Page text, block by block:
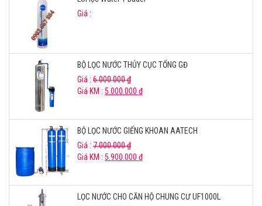
Giá :
BỘ LỌC NƯỚC THỦY CỤC TỔNG GĐ
Giá : 6.000.000₫
Giá KM : 5.000.000 ₫
BỘ LỌC NƯỚC GIẾNG KHOAN AATECH
Giá : 7.000.000₫
Giá KM : 5.900.000 ₫
LỌC NƯỚC CHO CĂN HỘ CHUNG CƯ UF1000L